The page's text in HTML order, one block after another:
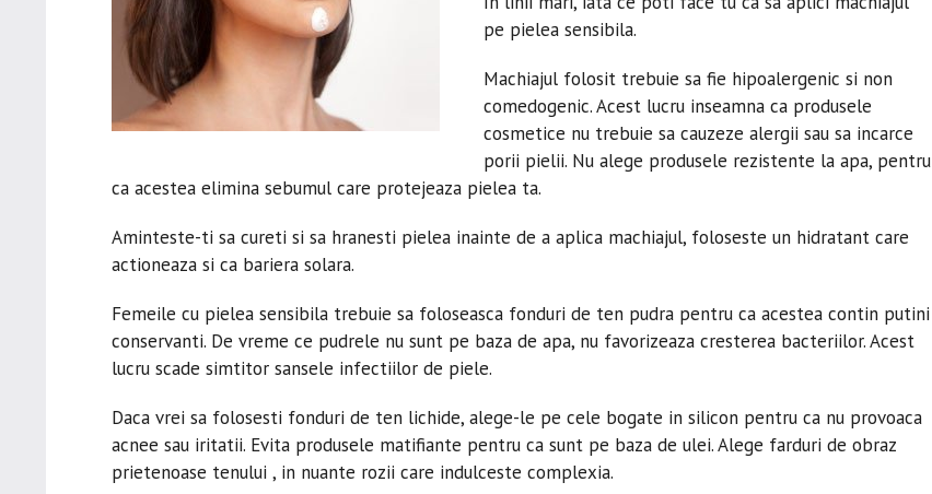
pe pielea sensibila.
Machiajul folosit trebuie sa fie hipoalergenic si non
comedogenic. Acest lucru inseamna ca produsele
cosmetice nu trebuie sa cauzeze alergii sau sa incarce
porii pielii. Nu alege produsele rezistente la apa, pentru
ca acestea elimina sebumul care protejeaza pielea ta.
Aminteste-ti sa cureti si sa hranesti pielea inainte de a aplica machiajul, foloseste un hidratant care
actioneaza si ca bariera solara.
Femeile cu pielea sensibila trebuie sa foloseasca fonduri de ten pudra pentru ca acestea contin putini
conservanti. De vreme ce pudrele nu sunt pe baza de apa, nu favorizeaza cresterea bacteriilor. Acest
lucru scade simtitor sansele infectiilor de piele.
Daca vrei sa folosesti fonduri de ten lichide, alege-le pe cele bogate in silicon pentru ca nu provoaca
acnee sau iritatii. Evita produsele matifiante pentru ca sunt pe baza de ulei. Alege farduri de obraz
prietenoase tenului , in nuante rozii care indulceste complexia.